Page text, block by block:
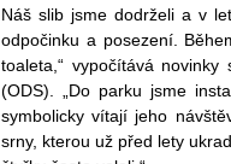
Náš slib jsme dodrželi a v
odpočinku a posezení.
toaleta,“ vypočítává
(ODS). „Do parku jsme
symbolicky vítají jeho
srny, kterou už před lety